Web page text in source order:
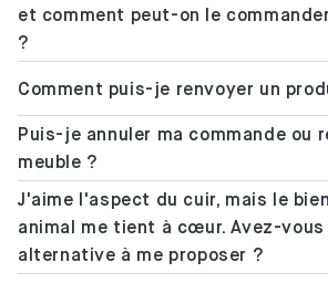
et comment peut-on le
?
Comment puis-je renvoyer un
Puis-je annuler ma commande ou
meuble ?
J'aime l'aspect du cuir, mais le
animal me tient à cœur. Avez-vous
alternative à me proposer ?